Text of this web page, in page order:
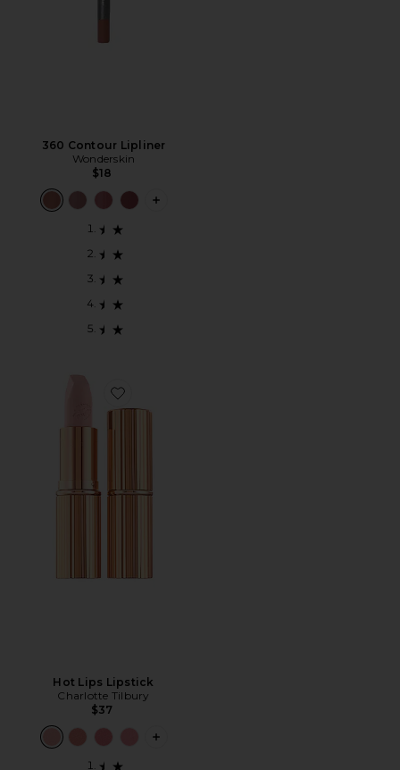
360 Contour Lipliner
Wonderskin
$18
PLUS ICON TO SEE MORE OPTIONS
Favorite Hot Lips Lipstick
Hot Lips Lipstick
Charlotte Tilbury
$37
PLUS ICON TO SEE MORE OPTIONS